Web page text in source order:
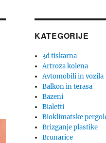
KATEGORIJE
3d tiskarna
Artroza kolena
Avtomobili in vozila
Balkon in terasa
Bazeni
Bialetti
Bioklimatske
Brizganje plastike
Brunarice